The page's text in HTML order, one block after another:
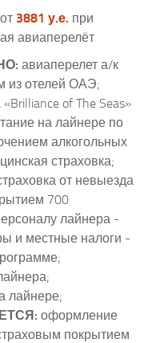
3881 у.е. при
авиаперелёт
авиаперелет а/к
из отелей ОАЭ;
of The Seas»
на лайнере по
алкогольных
страховка;
от невыезда
700
лайнера -
и местные налоги -
лайнере;
оформление
покрытием